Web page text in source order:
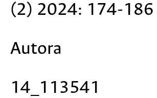
(2) 2024: 174-186
Autora
14_113541